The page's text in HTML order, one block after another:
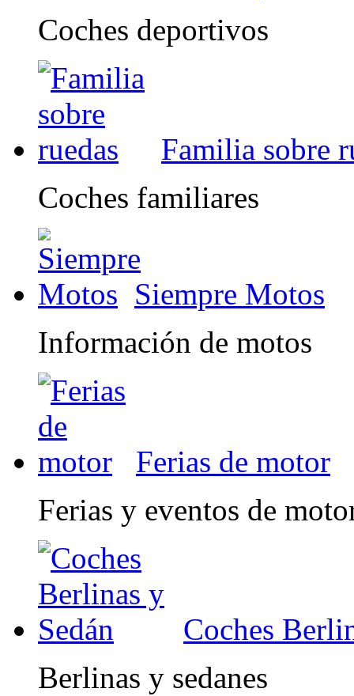
Coches deportivos
Familia sobre
Coches familiares
Siempre Motos
Información de motos
Ferias de motor
Ferias y eventos de
Coches
Berlinas y sedanes